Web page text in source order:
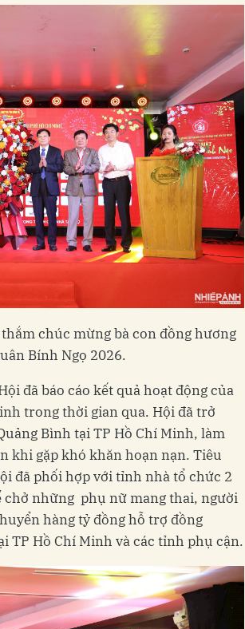
chúc mừng bà con đồng hương
Bính Ngọ 2026.
đã báo cáo kết quả hoạt động của
trong thời gian qua. Hội đã trở
Bình tại TP Hồ Chí Minh, làm
khi gặp khó khăn hoạn nạn. Tiêu
đã phối hợp với tỉnh nhà tổ chức 2
chở những phụ nữ mang thai, người
hàng tỷ đồng hỗ trợ đồng
TP Hồ Chí Minh và các tỉnh phụ cận.